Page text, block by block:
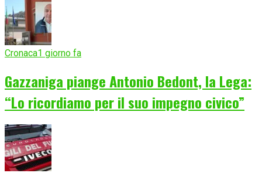
Cronaca1 giorno fa
Gazzaniga piange Antonio Bedont, la Lega:
“Lo ricordiamo per il suo impegno civico”